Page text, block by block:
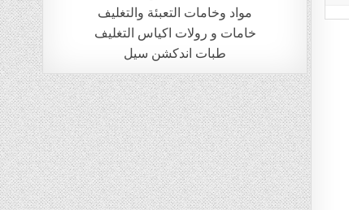
مواد وخامات التعبئة والتغليف
خامات و رولات اكياس التغليف
طبات اندكشن سيل